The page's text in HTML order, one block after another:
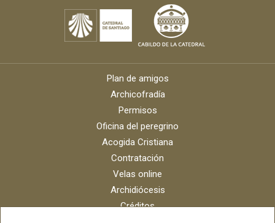
Plan de amigos
Archicofradía
Permisos
Oficina del peregrino
Acogida Cristiana
Contratación
Velas online
Archidiócesis
Créditos